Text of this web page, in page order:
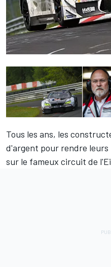
Tous les ans, les
d'argent pour rendre leurs
sur le fameux circuit de